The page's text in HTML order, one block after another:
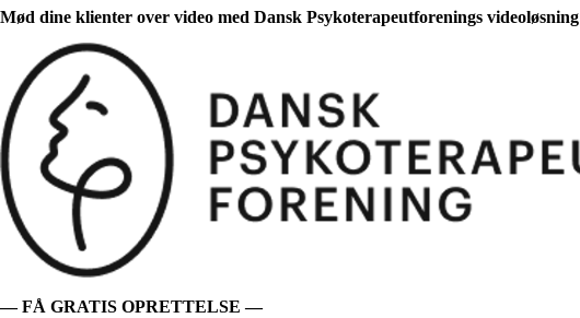
Mød dine klienter over video med Dansk Psykoterapeutforenings videoløsning
— FÅ GRATIS OPRETTELSE —